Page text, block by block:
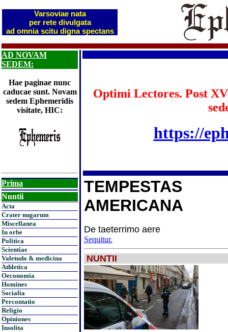
Varsoviae nata
per rete divulgata
ad omnia scitu digna spectans
AD NOVAM
SEDEM:
Hae paginae nunc
caducae sunt. Novam
sedem Ephemeridis
visitate, HIC:
Prima
Nuntii
Acta
Crater nugarum
Miscellanea
In orbe
Politica
Scientiae
Valetudo & medicina
Athletica
Oeconomia
Homines
Socialia
Percontatio
Religio
Opiniones
Insolita
Optimi Lectores. Post
https://
TEMPESTAS
AMERICANA
De taeterrimo aere
Sequitur.
NUNTII